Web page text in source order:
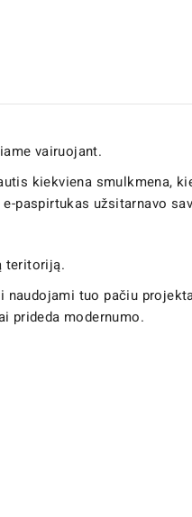
vairuojant.
kiekviena smulkmena,
e-paspirtukas užsitarnavo
teritoriją.
tuo pačiu
prideda modernumo.